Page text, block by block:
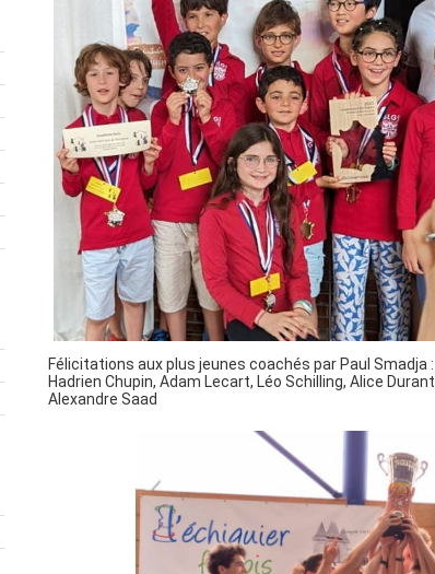
Félicitations aux plus jeunes coachés par Paul Smadja
Hadrien Chupin, Adam Lecart, Léo Schilling, Alice
Alexandre Saad